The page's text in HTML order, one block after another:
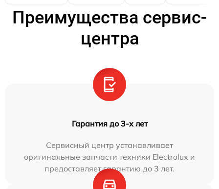
Преимущества сервис-
центра
Гарантия до 3-х лет
Сервисный центр устанавливает
оригинальные запчасти техники Electrolux и
предоставляет гарантию до 3 лет.